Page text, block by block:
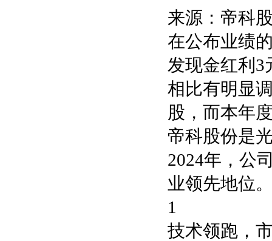
来源：帝科
在公布业绩
发现金红利3
相比有明显
股，而本年
帝科股份是
2024年，公
业领先地位
1
技术领跑，